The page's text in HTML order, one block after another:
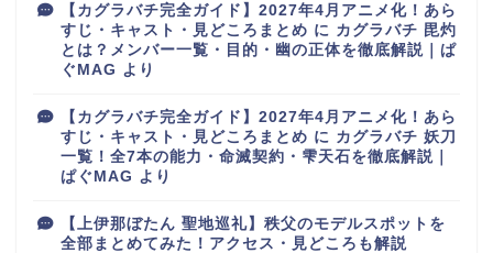
【カグラバチ完全ガイド】2027年4月アニメ化！あら
すじ・キャスト・見どころまとめ に カグラバチ 毘灼
とは？メンバー一覧・目的・幽の正体を徹底解説｜ぱ
ぐMAG より
【カグラバチ完全ガイド】2027年4月アニメ化！あら
すじ・キャスト・見どころまとめ に カグラバチ 妖刀
一覧！全7本の能力・命滅契約・雫天石を徹底解説｜
ぱぐMAG より
【上伊那ぼたん 聖地巡礼】秩父のモデルスポットを
全部まとめてみた！アクセス・見どころも解説